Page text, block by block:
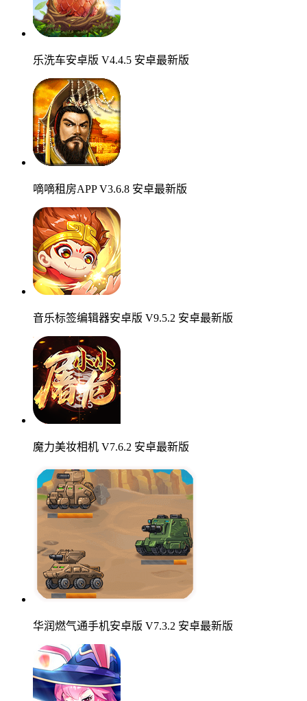
乐洗车安卓版 V4.4.5 安卓最新版
嘀嘀租房APP V3.6.8 安卓最新版
音乐标签编辑器安卓版 V9.5.2 安卓最新版
魔力美妆相机 V7.6.2 安卓最新版
华润燃气通手机安卓版 V7.3.2 安卓最新版